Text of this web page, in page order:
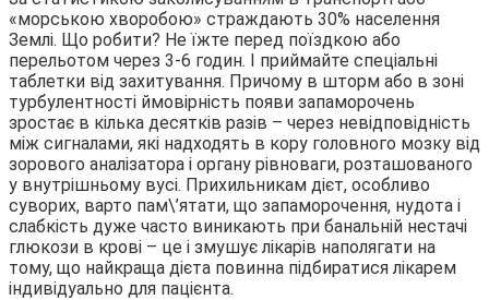
«морською хворобою» страждають 30% населення
Землі. Що робити? Не їжте перед поїздкою або
перельотом через 3-6 годин. І приймайте спеціальні
таблетки від захитування. Причому в шторм або в зоні
турбулентності ймовірність появи запаморочень
зростає в кілька десятків разів – через невідповідність
між сигналами, які надходять в кору головного мозку від
зорового аналізатора і органу рівноваги, розташованого
у внутрішньому вусі. Прихильникам дієт, особливо
суворих, варто пам\’ятати, що запаморочення, нудота і
слабкість дуже часто виникають при банальній нестачі
глюкози в крові – це і змушує лікарів наполягати на
тому, що найкраща дієта повинна підбиратися лікарем
індивідуально для пацієнта.